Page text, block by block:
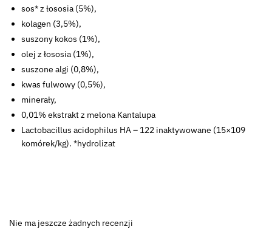
sos* z łososia (5%),
kolagen (3,5%),
suszony kokos (1%),
olej z łososia (1%),
suszone algi (0,8%),
kwas fulwowy (0,5%),
minerały,
0,01% ekstrakt z melona Kantalupa
Lactobacillus acidophilus HA – 122 inaktywowane (15×109
komórek/kg). *hydrolizat
Nie ma jeszcze żadnych recenzji